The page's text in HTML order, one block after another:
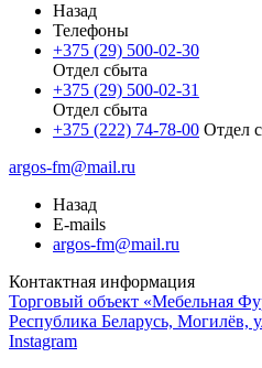
Назад
Телефоны
+375 (29) 500-02-30
Отдел сбыта
+375 (29) 500-02-31
Отдел сбыта
+375 (222) 74-78-00 Отдел
argos-fm@mail.ru
Назад
E-mails
argos-fm@mail.ru
Контактная информация
Торговый объект «Мебельная
Республика Беларусь, Могилёв,
Instagram